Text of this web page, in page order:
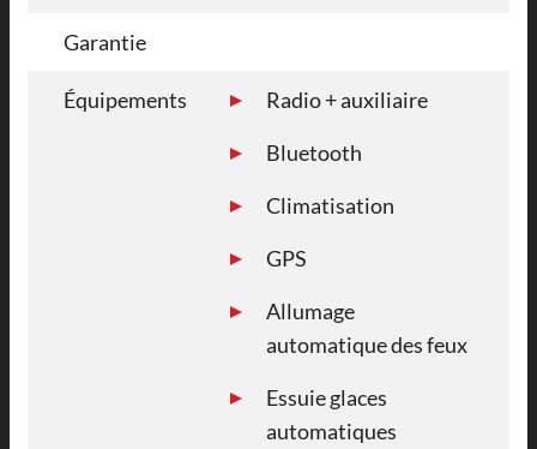
Garantie
Équipements
Radio + auxiliaire
Bluetooth
Climatisation
GPS
Allumage
automatique des feux
Essuie glaces
automatiques